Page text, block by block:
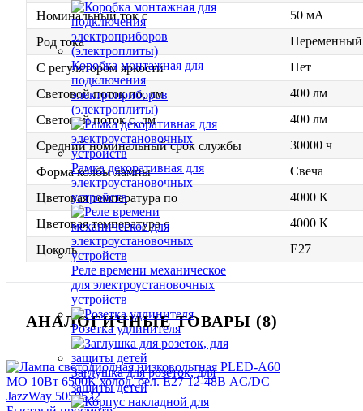
Коробка монтажная для
подключения
электроприборов
(электроплиты)
Рамка декоративная для
электроустановочных
устройств
Реле времени механическое
для электроустановочных
устройств
Розетка удлинителя
Заглушка для розеток, для
защиты детей
Номинальный ток с
50 мА
Род тока
С регулятором яркости
Нет
Световой поток по, лм
400 лм
Световой поток с, лм
400 лм
Средний номинальный срок службы
30000 ч
Форма колбы лампы
Свеча
Цветовая температура по
4000 К
Цветовая температура с
4000 К
Цоколь
E27
АНАЛОГИЧНЫЕ ТОВАРЫ (8)